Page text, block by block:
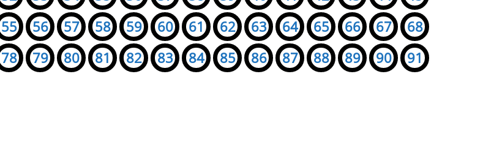
55 56 57 58 59 60 61 62 63 64 65 66 67
68
78 79 80 81 82 83 84 85 86 87 88 89 90
91